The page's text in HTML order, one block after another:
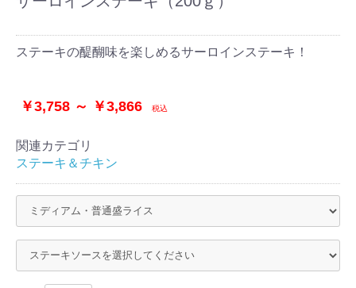
ステーキの醍醐味を楽しめるサーロインステーキ！
￥3,758 ～ ￥3,866 税込
関連カテゴリ
ステーキ＆チキン